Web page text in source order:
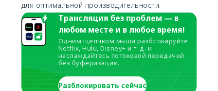
для оптимальной производительности.
Трансляция без проблем — в
любом месте и в любое время!
Одним щелчком мыши разблокируйте
Netflix, Hulu, Disney+ и т. д. и
наслаждайтесь потоковой передачей
без буферизации.
Разблокировать сейчас